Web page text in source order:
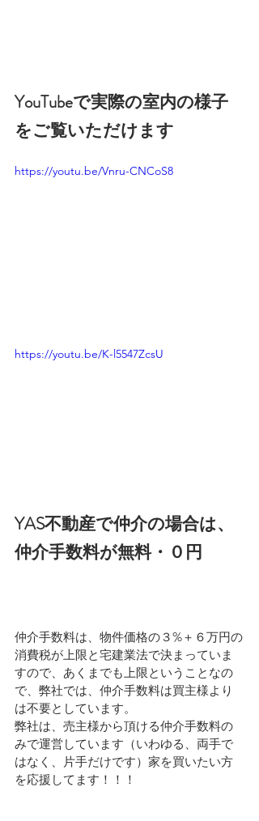
YouTubeで実際の室内の様子
をご覧いただけます
https://youtu.be/Vnru-CNCoS8
https://youtu.be/K-l5547ZcsU
YAS不動産で仲介の場合は、
仲介手数料が無料・０円
仲介手数料は、物件価格の３%＋６万円の
消費税が上限と宅建業法で決まっていま
すので、あくまでも上限ということなの
で、弊社では、仲介手数料は買主様より
は不要としています。
弊社は、売主様から頂ける仲介手数料の
みで運営しています（いわゆる、両手で
はなく、片手だけです）家を買いたい方
を応援してます！！！